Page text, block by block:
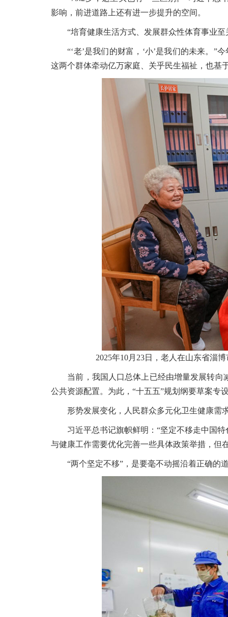
影响，前进道路上还有进一步提升的空间。
“培育健康生活方式、发展群众性体育事业至
“‘老’是我们的财富，‘小’是我们的未来。”今
这两个群体牵动亿万家庭、关乎民生福祉，也基
2025年10月23日，老人在山东省淄
当前，我国人口总体上已经由增量发展转向
公共资源配置。为此，“十五五”规划纲要草案专
形势发展变化，人民群众多元化卫生健康需
习近平总书记旗帜鲜明：“坚定不移走中国特
与健康工作需要优化完善一些具体政策举措，但
“两个坚定不移”，是要毫不动摇沿着正确的道